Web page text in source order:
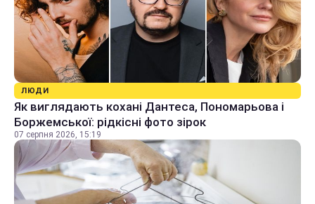
ЛЮДИ
Як виглядають кохані Дантеса, Пономарьова і
Боржемської: рідкісні фото зірок
07 серпня 2026, 15:19